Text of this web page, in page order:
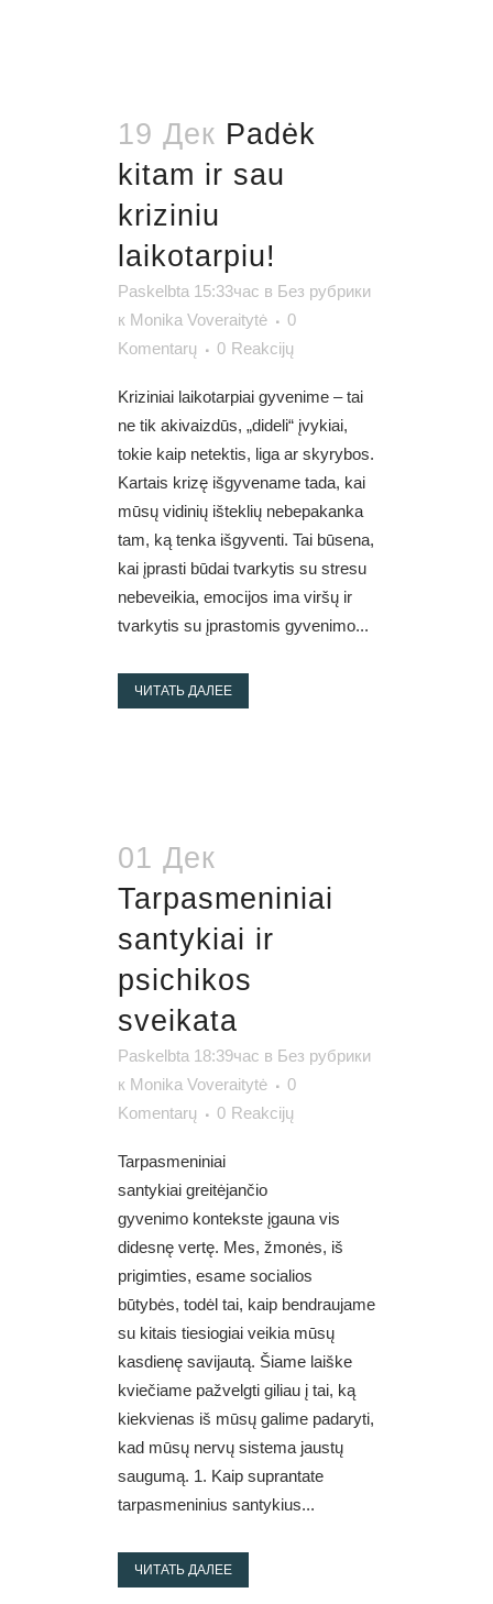
19 Дек Padėk
kitam ir sau
kriziniu
laikotarpiu!
Paskelbta 15:33час в Без рубрики
к Monika Voveraitytė
0
Komentarų
0 Reakcijų
Kriziniai laikotarpiai gyvenime – tai
ne tik akivaizdūs, „dideli“ įvykiai,
tokie kaip netektis, liga ar skyrybos.
Kartais krizę išgyvename tada, kai
mūsų vidinių išteklių nebepakanka
tam, ką tenka išgyventi. Tai būsena,
kai įprasti būdai tvarkytis su stresu
nebeveikia, emocijos ima viršų ir
tvarkytis su įprastomis gyvenimo...
ЧИТАТЬ ДАЛЕЕ
01 Дек
Tarpasmeniniai
santykiai ir
psichikos
sveikata
Paskelbta 18:39час в Без рубрики
к Monika Voveraitytė
0
Komentarų
0 Reakcijų
Tarpasmeniniai
santykiai greitėjančio
gyvenimo kontekste įgauna vis
didesnę vertę. Mes, žmonės, iš
prigimties, esame socialios
būtybės, todėl tai, kaip bendraujame
su kitais tiesiogiai veikia mūsų
kasdienę savijautą. Šiame laiške
kviečiame pažvelgti giliau į tai, ką
kiekvienas iš mūsų galime padaryti,
kad mūsų nervų sistema jaustų
saugumą. 1. Kaip suprantate
tarpasmeninius santykius...
ЧИТАТЬ ДАЛЕЕ